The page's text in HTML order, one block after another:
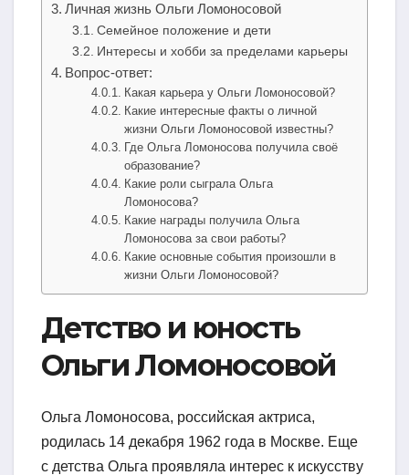
Личная жизнь Ольги Ломоносовой
Семейное положение и дети
Интересы и хобби за пределами карьеры
Вопрос-ответ:
Какая карьера у Ольги Ломоносовой?
Какие интересные факты о личной
жизни Ольги Ломоносовой известны?
Где Ольга Ломоносова получила своё
образование?
Какие роли сыграла Ольга
Ломоносова?
Какие награды получила Ольга
Ломоносова за свои работы?
Какие основные события произошли в
жизни Ольги Ломоносовой?
Детство и юность
Ольги Ломоносовой
Ольга Ломоносова, российская актриса,
родилась 14 декабря 1962 года в Москве. Еще
с детства Ольга проявляла интерес к искусству